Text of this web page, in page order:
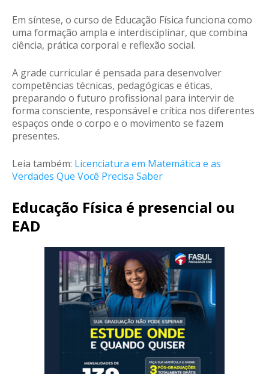
Em síntese, o curso de Educação Física funciona como
uma formação ampla e interdisciplinar, que combina
ciência, prática corporal e reflexão social.
A grade curricular é pensada para desenvolver
competências técnicas, pedagógicas e éticas,
preparando o futuro profissional para intervir de
forma consciente, responsável e crítica nos diferentes
espaços onde o corpo e o movimento se fazem
presentes.
Leia também: Licenciatura em Matemática e as
Verdades Que Você Precisa Saber
Educação Física é presencial ou
EAD